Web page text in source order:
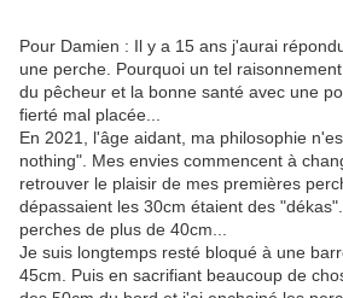
Pour Damien : Il y a 15 ans j'aurai
une perche. Pourquoi un tel
du pêcheur et la bonne santé avec une
fierté mal placée...
En 2021, l'âge aidant, ma philosophie
nothing". Mes envies commencent à
retrouver le plaisir de mes premières
dépassaient les 30cm étaient des
perches de plus de 40cm...
Je suis longtemps resté bloqué à une
45cm. Puis en sacrifiant beaucoup de